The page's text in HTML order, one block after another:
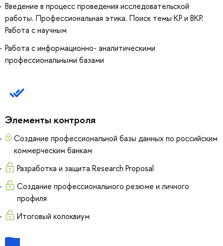
Введение в процесс проведения исследовательской
работы. Профессиональная этика. Поиск темы КР и ВКР.
Работа с научным
Работа с информационно- аналитическими
профессиональными базами
Элементы контроля
Создание профессиональной базы данных по российским
коммерческим банкам
Разработка и защита Research Proposal
Создание профессионального резюме и личного
профиля
Итоговый колоквиум